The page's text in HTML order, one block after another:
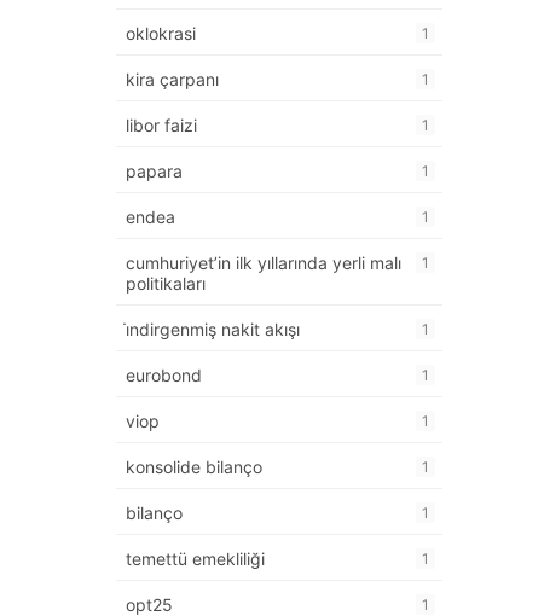
oklokrasi 1
kira çarpanı 1
libor faizi 1
papara 1
endea 1
cumhuriyet’in ilk yıllarında yerli malı
politikaları
1
i̇ndirgenmiş nakit akışı 1
eurobond 1
viop 1
konsolide bilanço 1
bilanço 1
temettü emekliliği 1
opt25 1